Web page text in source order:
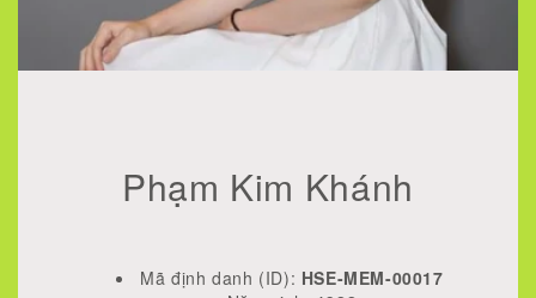
Phạm Kim Khánh
Mã định danh (ID): HSE-MEM-00017